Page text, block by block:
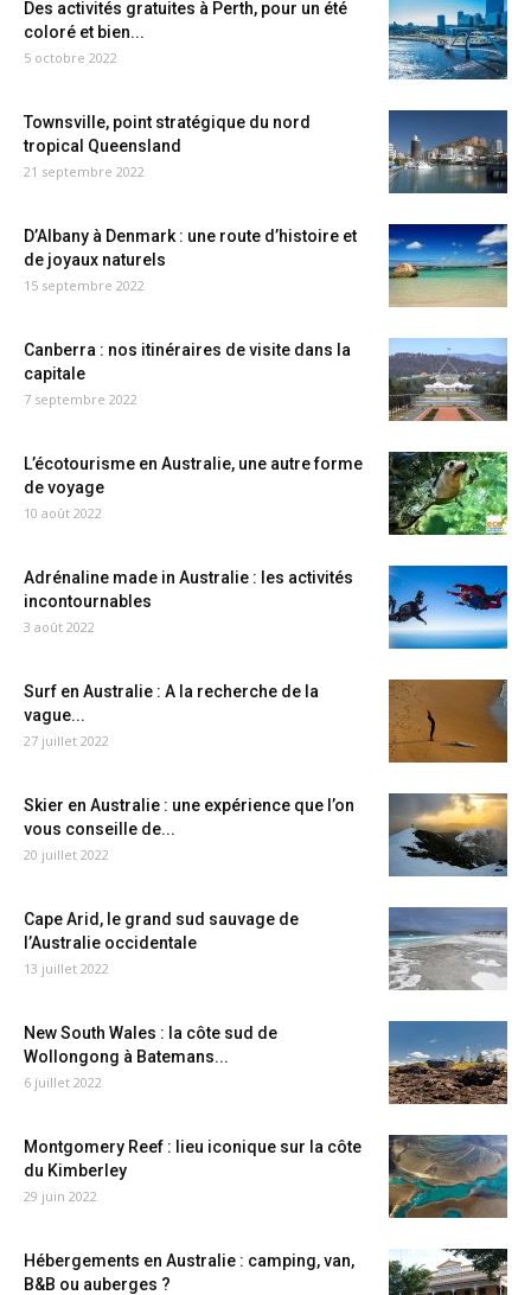
Des activités gratuites à Perth, pour un été
coloré et bien...
5 octobre 2022
Townsville, point stratégique du nord
tropical Queensland
21 septembre 2022
D’Albany à Denmark : une route d’histoire et
de joyaux naturels
15 septembre 2022
Canberra : nos itinéraires de visite dans la
capitale
7 septembre 2022
L’écotourisme en Australie, une autre forme
de voyage
10 août 2022
Adrénaline made in Australie : les activités
incontournables
3 août 2022
Surf en Australie : A la recherche de la
vague...
27 juillet 2022
Skier en Australie : une expérience que l’on
vous conseille de...
20 juillet 2022
Cape Arid, le grand sud sauvage de
l’Australie occidentale
13 juillet 2022
New South Wales : la côte sud de
Wollongong à Batemans...
6 juillet 2022
Montgomery Reef : lieu iconique sur la côte
du Kimberley
29 juin 2022
Hébergements en Australie : camping, van,
B&B ou auberges ?